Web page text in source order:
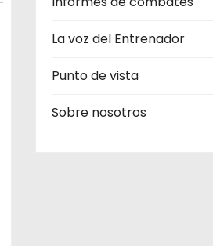
La voz del Entrenador
Punto de vista
Sobre nosotros